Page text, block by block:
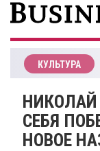
КУЛЬТУРА
СЕБЯ
НОВОЕ